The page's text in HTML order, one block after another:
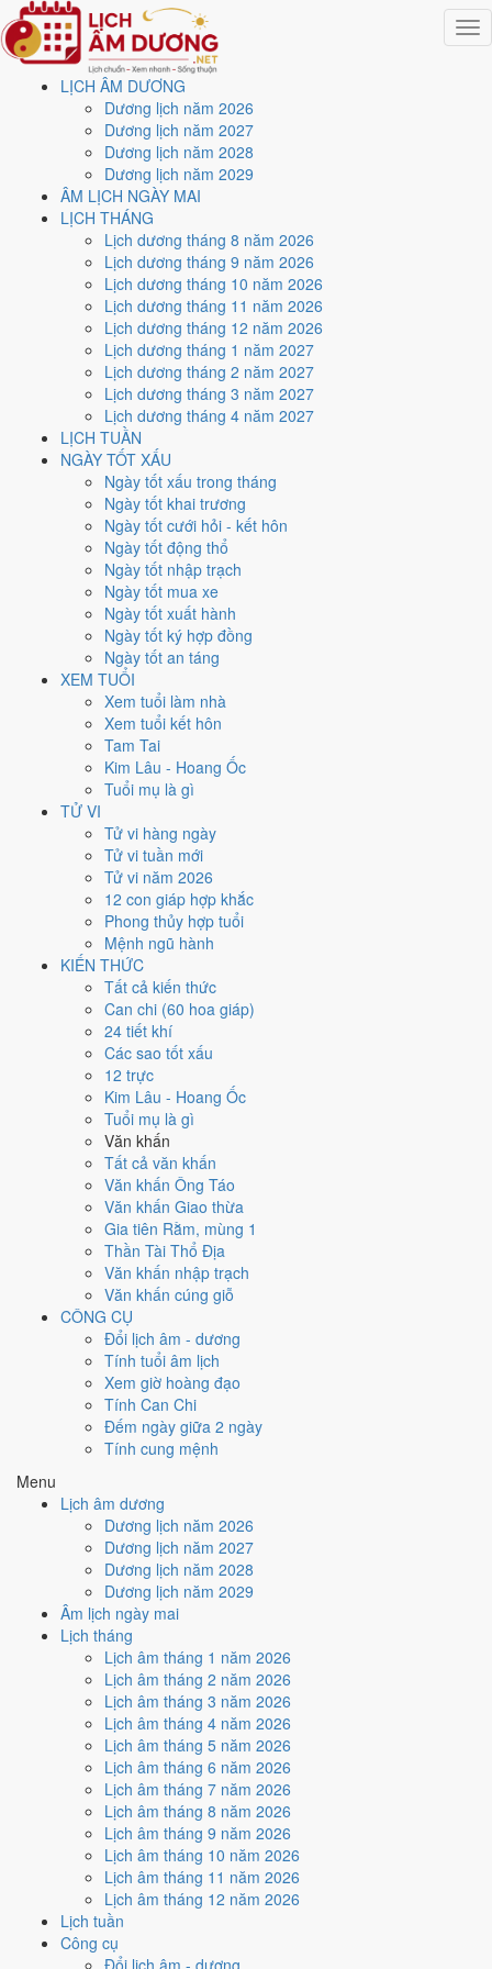
LỊCH ÂM DƯƠNG
Dương lịch năm 2026
Dương lịch năm 2027
Dương lịch năm 2028
Dương lịch năm 2029
ÂM LỊCH NGÀY MAI
LỊCH THÁNG
Lịch dương tháng 8 năm 2026
Lịch dương tháng 9 năm 2026
Lịch dương tháng 10 năm 2026
Lịch dương tháng 11 năm 2026
Lịch dương tháng 12 năm 2026
Lịch dương tháng 1 năm 2027
Lịch dương tháng 2 năm 2027
Lịch dương tháng 3 năm 2027
Lịch dương tháng 4 năm 2027
LỊCH TUẦN
NGÀY TỐT XẤU
Ngày tốt xấu trong tháng
Ngày tốt khai trương
Ngày tốt cưới hỏi - kết hôn
Ngày tốt động thổ
Ngày tốt nhập trạch
Ngày tốt mua xe
Ngày tốt xuất hành
Ngày tốt ký hợp đồng
Ngày tốt an táng
XEM TUỔI
Xem tuổi làm nhà
Xem tuổi kết hôn
Tam Tai
Kim Lâu - Hoang Ốc
Tuổi mụ là gì
TỬ VI
Tử vi hàng ngày
Tử vi tuần mới
Tử vi năm 2026
12 con giáp hợp khắc
Phong thủy hợp tuổi
Mệnh ngũ hành
KIẾN THỨC
Tất cả kiến thức
Can chi (60 hoa giáp)
24 tiết khí
Các sao tốt xấu
12 trực
Kim Lâu - Hoang Ốc
Tuổi mụ là gì
Văn khấn
Tất cả văn khấn
Văn khấn Ông Táo
Văn khấn Giao thừa
Gia tiên Rằm, mùng 1
Thần Tài Thổ Địa
Văn khấn nhập trạch
Văn khấn cúng giỗ
CÔNG CỤ
Đổi lịch âm - dương
Tính tuổi âm lịch
Xem giờ hoàng đạo
Tính Can Chi
Đếm ngày giữa 2 ngày
Tính cung mệnh
Menu
Lịch âm dương
Dương lịch năm 2026
Dương lịch năm 2027
Dương lịch năm 2028
Dương lịch năm 2029
Âm lịch ngày mai
Lịch tháng
Lịch âm tháng 1 năm 2026
Lịch âm tháng 2 năm 2026
Lịch âm tháng 3 năm 2026
Lịch âm tháng 4 năm 2026
Lịch âm tháng 5 năm 2026
Lịch âm tháng 6 năm 2026
Lịch âm tháng 7 năm 2026
Lịch âm tháng 8 năm 2026
Lịch âm tháng 9 năm 2026
Lịch âm tháng 10 năm 2026
Lịch âm tháng 11 năm 2026
Lịch âm tháng 12 năm 2026
Lịch tuần
Công cụ
Đổi lịch âm - dương
Trang chủ
Lịch năm 2026
Tháng 8/2026
Ngày 15/8/2026 (Tân Dậu)
Xem ngày15/8/2026
lịch - Ngày 3/7 âm lịch (Tân
Dậu) tốt hay xấu?
Ngày 15/8/2026 dương lịch (Thứ Bảy) là ngày 3/7/2026 âm lịch
Tân Dậu- Cùng hành, Trực Trừ, Sao Liễu, nạp âm Thạch
Lựu Mộc. Tổng hòa, đây làNgày Hung với điểm trung bình
các việc quan trọng. Giờ Hoàng Đạo trong ngày:
Mùi, Dậu.
Ngày Dương
Tháng 8 năm 2026
Tháng 7 âm năm 2026
Tiết Lập Thu
Mậu Tý
Bính Ngọ
Ngày Tân Dậu có TrựcTrừ(ngày trừ bỏ điều cũ, đón điều mới) nhưng
Huyền Vũ hắc đạo. Điểm trung bình 7 việc chính chỉ
Ngày Hung, cần thận trọng với các quyết định lớn khó đảo
Sửu, Tỵ, Thìnhợp ngày; tuổi
Ngày 15/8/2026 tốt hay xấu cho
việc gì?
Ngày 15/8/2026 đạt3.9/10
Giải trừ - tẩy uế (8/10) , thấp nhất là
. Trực Trừ (ngày trừ bỏ điều cũ, đón điều mới) nhưng gặp Sao
Huyền Vũ hắc đạo nên điểm từng việc chênh nhau như bảng dưới.
Cưới hỏi - đính hôn
Trung bình
Cưới hỏi - đính hôn hôm nay ở
Hắc Đạogây bất lợi.
Cách tính ngày tốt
Khai trương - mở cửa hàng
3 /10Xấu
Khai trương - mở cửa hàng hôm nay ở
Trừ và Ngày Hắc Đạogây bất lợi.
Cách tính ngày tốt
Ký hợp đồng - giao ước
Trung bình
Ký hợp đồng - giao ước hôm nay ở
Ngày Hắc Đạo
Cách tính ngày tốt
Động thổ - khởi công
Trung bình
Động thổ - khởi công hôm nay ở
Ngày Hắc Đạogây bất lợi.
Cách tính ngày tốt
Nhập trạch - vào nhà mới
Trung bình
Nhập trạch - vào nhà mới hôm nay ở
Ngày Hắc Đạogây bất lợi.
Cách tính ngày tốt
Mua xe - tậu xe
Trung bình
Mua xe - tậu xe hôm nay ởmức trung bình (4/10)
Hắc Đạogây bất lợi.
Cách tính ngày tốt
Xuất hành - đi xa
4
/10Trung bình
Xuất hành - đi xa hôm nay ở
Hắc Đạogây bất lợi.